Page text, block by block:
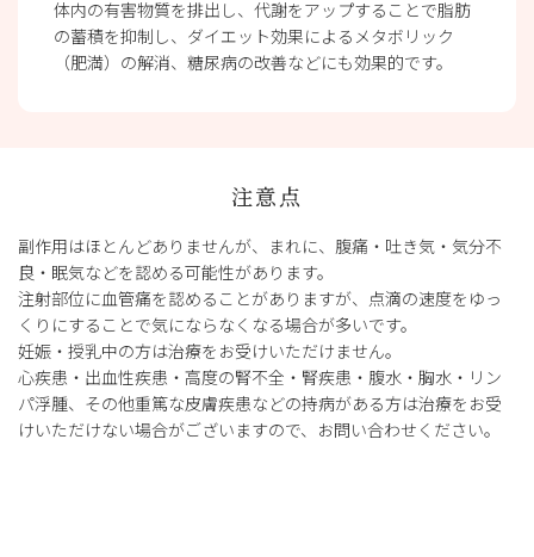
体内の有害物質を排出し、代謝をアップすることで脂肪
の蓄積を抑制し、ダイエット効果によるメタボリック
（肥満）の解消、糖尿病の改善などにも効果的です。
注意点
副作用はほとんどありませんが、まれに、腹痛・吐き気・気分不
良・眠気などを認める可能性があります。
注射部位に血管痛を認めることがありますが、点滴の速度をゆっ
くりにすることで気にならなくなる場合が多いです。
妊娠・授乳中の方は治療をお受けいただけません。
心疾患・出血性疾患・高度の腎不全・腎疾患・腹水・胸水・リン
パ浮腫、その他重篤な皮膚疾患などの持病がある方は治療をお受
けいただけない場合がございますので、お問い合わせください。